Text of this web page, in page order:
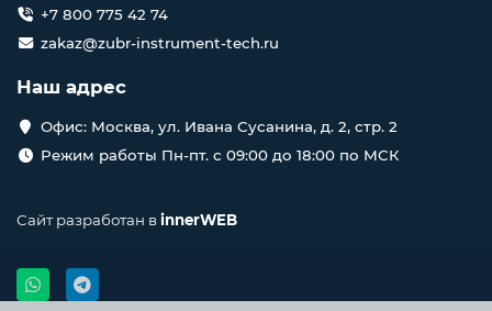
+7 800 775 42 74
zakaz@zubr-instrument-tech.ru
Наш адрес
Офис: Москва, ул. Ивана Сусанина, д. 2, стр. 2
Режим работы Пн-пт. с 09:00 до 18:00 по МСК
Сайт разработан вinnerWEB